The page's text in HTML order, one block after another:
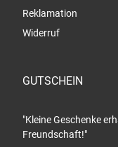
Reklamation
Widerruf
GUTSCHEIN
"Kleine Geschenke
Freundschaft!"